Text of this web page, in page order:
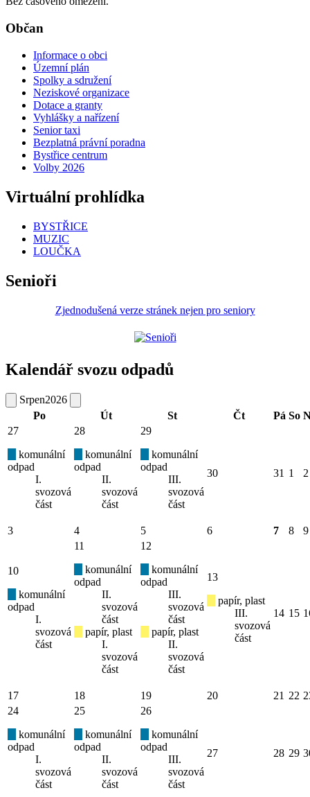
Občan
Informace o obci
Územní plán
Spolky a sdružení
Neziskové organizace
Dotace a granty
Vyhlášky a nařízení
Senior taxi
Bezplatná právní poradna
Bystřice centrum
Volby 2026
Virtuální prohlídka
BYSTŘICE
MUZIC
LOUČKA
Senioři
Zjednodušená verze stránek nejen pro seniory
Kalendář svozu odpadů
Srpen2026
Po
Út St Čt Pá So
27
komunální
odpad
I.
svozová
část
28
komunální
odpad
II.
svozová
část
29
komunální
odpad
III.
svozová
část
30 31 1 2
3 4 5 6 7 8 9
10
komunální
odpad
I.
svozová
část
11
komunální
odpad
II.
svozová
část
papír, plast
I.
svozová
část
12
komunální
odpad
III.
svozová
část
papír, plast
II.
svozová
část
13
papír, plast
III.
svozová
část
14 15
17 18 19 20 21 22
24
komunální
odpad
I.
svozová
část
25
komunální
odpad
II.
svozová
část
26
komunální
odpad
III.
svozová
část
27 28 29